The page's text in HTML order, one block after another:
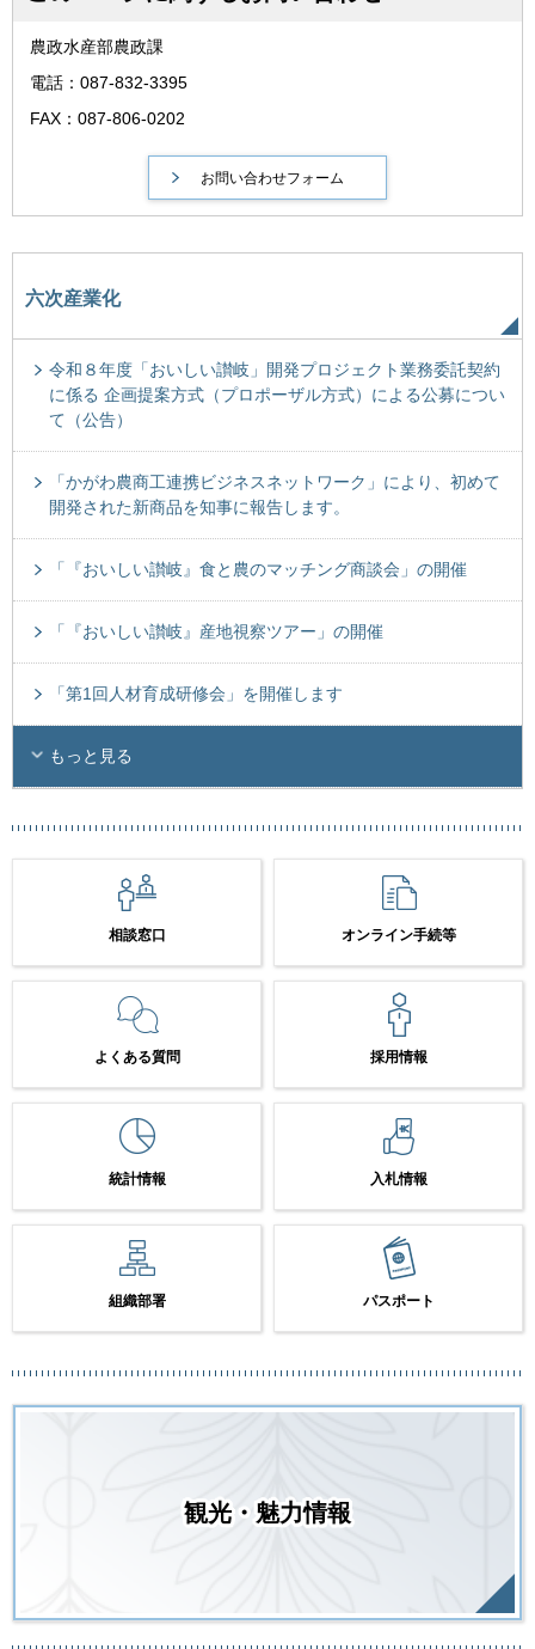
農政水産部農政課
電話：087-832-3395
FAX：087-806-0202
六次産業化
令和８年度「おいしい讃岐」開発プロジェクト業務委託契約
に係る 企画提案方式（プロポーザル方式）による公募につい
て（公告）
「かがわ農商工連携ビジネスネットワーク」により、初めて
開発された新商品を知事に報告します。
「『おいしい讃岐』食と農のマッチング商談会」の開催
「『おいしい讃岐』産地視察ツアー」の開催
「第1回人材育成研修会」を開催します
もっと見る
相談窓口 オンライン手続等
よくある質問 採用情報
統計情報 入札情報
組織部署 パスポート
観光・魅力情報